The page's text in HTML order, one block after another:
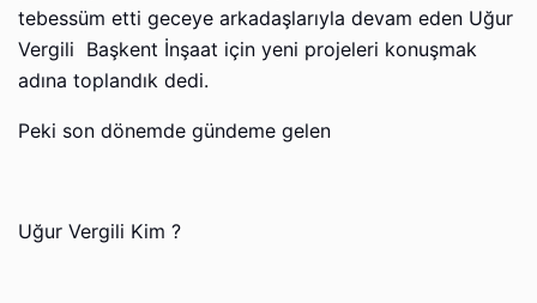
tebessüm etti geceye arkadaşlarıyla devam eden Uğur
Vergili Başkent İnşaat için yeni projeleri konuşmak
adına toplandık dedi.
Peki son dönemde gündeme gelen
Uğur Vergili Kim ?